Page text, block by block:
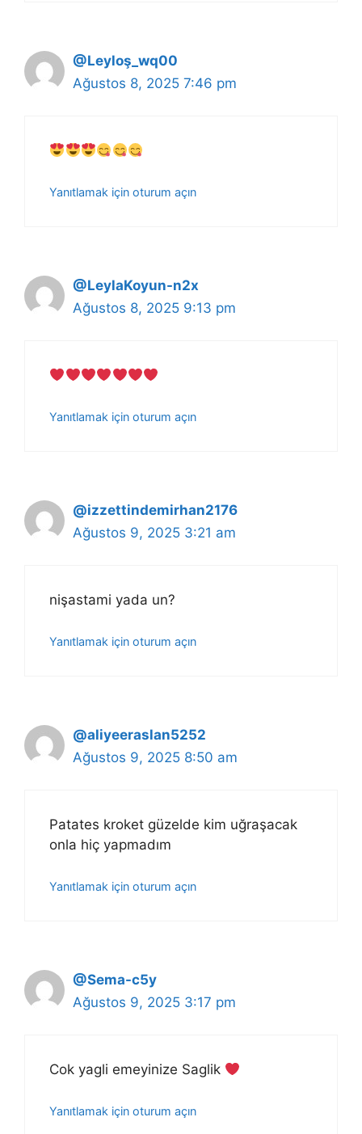
@Leyloş_wq00
Ağustos 8, 2025 7:46 pm
Yanıtlamak için oturum açın
@LeylaKoyun-n2x
Ağustos 8, 2025 9:13 pm
Yanıtlamak için oturum açın
@izzettindemirhan2176
Ağustos 9, 2025 3:21 am
nişastami yada un?
Yanıtlamak için oturum açın
@aliyeeraslan5252
Ağustos 9, 2025 8:50 am
Patates kroket güzelde kim uğraşacak
onla hiç yapmadım
Yanıtlamak için oturum açın
@Sema-c5y
Ağustos 9, 2025 3:17 pm
Cok yagli emeyinize Saglik
Yanıtlamak için oturum açın